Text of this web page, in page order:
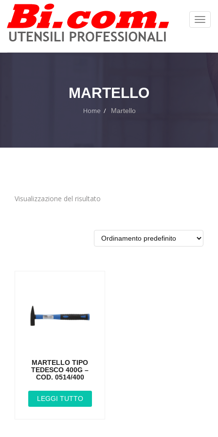
MARTELLO
Home Martello
Visualizzazione del risultato
MARTELLO TIPO
TEDESCO 400G –
COD. 0514/400
LEGGI TUTTO